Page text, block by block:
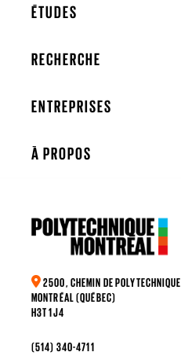
ÉTUDES
RECHERCHE
ENTREPRISES
À PROPOS
2500, CHEMIN DE POLYTECHNIQUE
MONTRÉAL (QUÉBEC)
H3T 1J4
(514) 340-4711